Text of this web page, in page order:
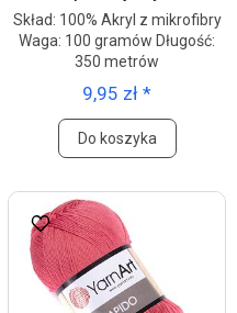
Skład: 100% Akryl z mikrofibry
Waga: 100 gramów Długość:
350 metrów
9,95 zł *
Do koszyka